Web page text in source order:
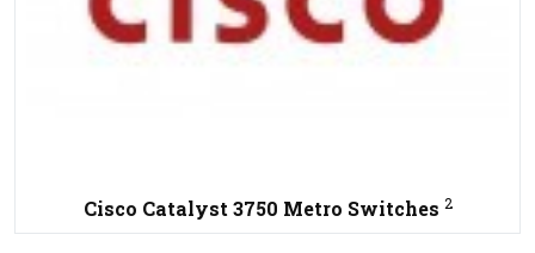
Cisco Catalyst 3750 Metro Switches 2